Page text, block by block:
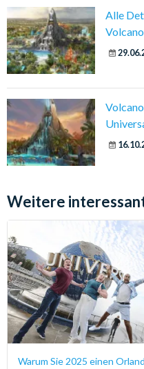
Alle
Weitere
Warum Sie 2025 einen